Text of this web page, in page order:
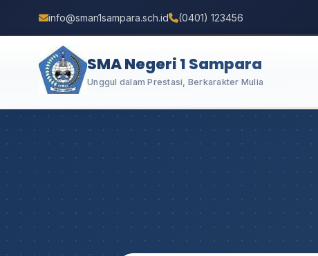
info@sman1sampara.sch.id (0401) 123456
SMA Negeri 1 Sampara
Unggul dalam Prestasi, Berkarakter Mulia